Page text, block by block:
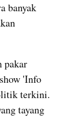
banyak
pakar
'Info
terkini.
tayang